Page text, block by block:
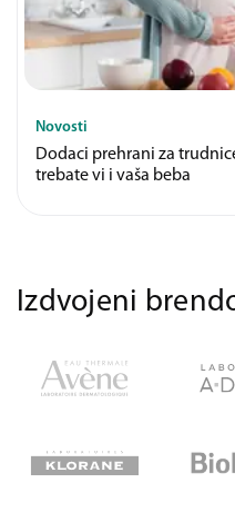
Novosti
Dodaci prehrani za
trebate vi i vaša beba
Izdvojeni